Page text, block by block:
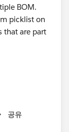
BOM.
picklist on
that are part
공유
menu